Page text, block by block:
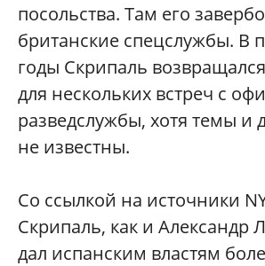
посольства. Там его
британские спецслужбы. В
годы Скрипаль
для нескольких встреч с
разведслужбы, хотя темы и
не известны.
Со ссылкой на источники
Скрипаль, как и Александр
дал испанским властям